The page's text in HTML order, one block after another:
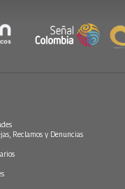
Reclamos y Denuncias